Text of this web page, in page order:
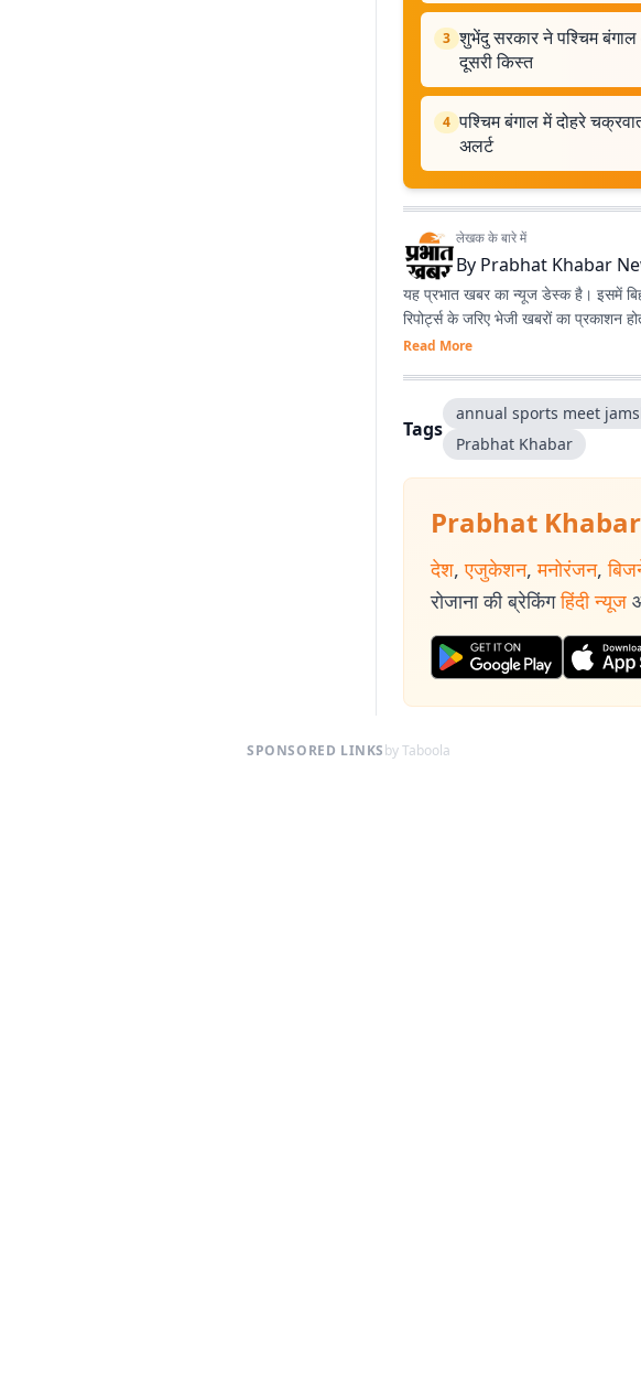
3 शुभेंदु सरकार ने पश्चिम
दूसरी किस्त
4 पश्चिम बंगाल में दोहरे
अलर्ट
लेखक के बारे में
By Prabhat Khabar
यह प्रभात खबर का न्यूज डेस्क है। इसमें
रिपोर्ट्स के जरिए भेजी खबरों का प्रकाशन
Read More
Tags
annual sports meet
Prabhat Khabar
Prabhat
देश, एजुकेशन, मनोरंजन,
रोजाना की ब्रेकिंग हिंदी न्यूज
SPONSORED LINKSby Taboola